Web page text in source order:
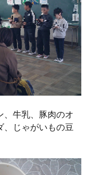
牛乳、豚肉のオ
、じゃがいもの豆